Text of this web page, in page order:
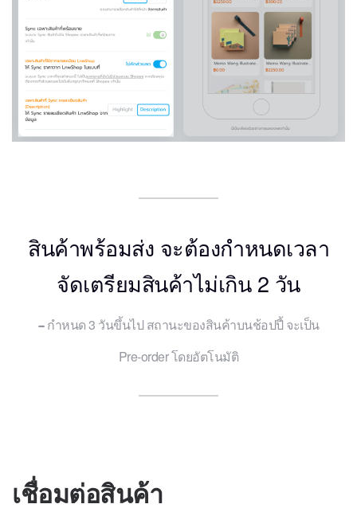
สินค้าพร้อมส่ง จะต้องกำหนดเวลา
จัดเตรียมสินค้าไม่เกิน 2 วัน
กำหนด 3 วันขึ้นไป สถานะของสินค้าบนช้อปปี้ จะเป็น
Pre-order โดยอัตโนมัติ
เชื่อมต่อสินค้า